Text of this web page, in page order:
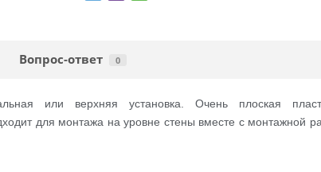
Вопрос-ответ 0
или верхняя установка. Очень плоская
для монтажа на уровне стены вместе с монтажной